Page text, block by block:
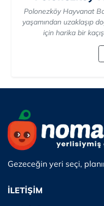
Park Of İstanbul,
büyük ve çeşitli doğa
Gezeceğin yeri seçi,
İLETİŞİM